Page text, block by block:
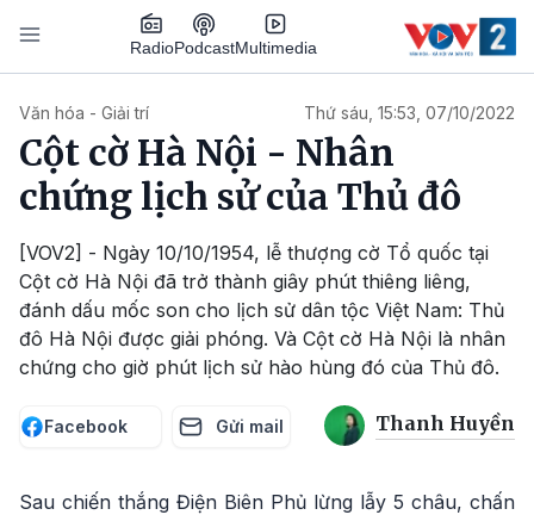
Nhảy đến nội dung
RadioPodcastMultimedia
Văn hóa - Giải trí Thứ sáu, 15:53, 07/10/2022
Cột cờ Hà Nội - Nhân
chứng lịch sử của Thủ đô
[VOV2] - Ngày 10/10/1954, lễ thượng cờ Tổ quốc tại
Cột cờ Hà Nội đã trở thành giây phút thiêng liêng,
đánh dấu mốc son cho lịch sử dân tộc Việt Nam: Thủ
đô Hà Nội được giải phóng. Và Cột cờ Hà Nội là nhân
chứng cho giờ phút lịch sử hào hùng đó của Thủ đô.
Facebook Gửi mail Thanh Huyền
Sau chiến thắng Điện Biên Phủ lừng lẫy 5 châu, chấn